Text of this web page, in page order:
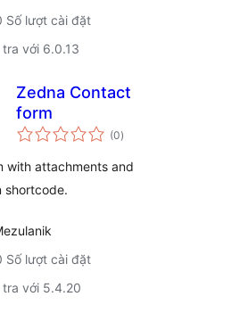
Số lượt cài đặt
với 6.0.13
Zedna Contact
form
(0tổng
đánh
)
with attachments and
shortcode.
Số lượt cài đặt
với 5.4.20